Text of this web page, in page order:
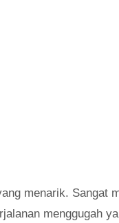
menarik. Sangat
menggugah